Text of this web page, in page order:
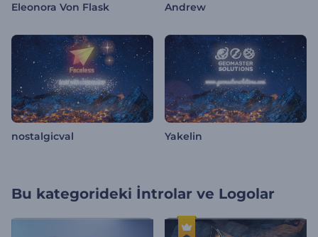
Eleonora Von Flask Andrew
nostalgicval Yakelin
Bu kategorideki İntrolar ve Logolar